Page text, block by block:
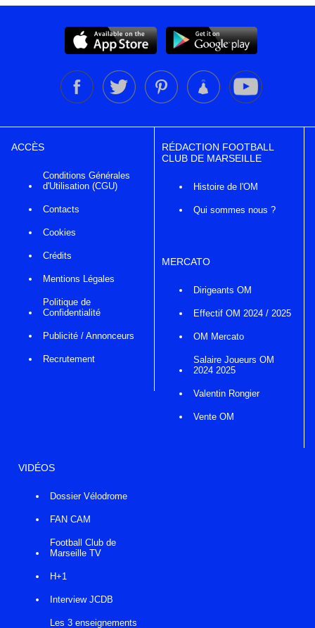
ACCÈS
Conditions Générales
d'Utilisation (CGU)
Contacts
Cookies
Crédits
Mentions Légales
Politique de
Confidentialité
Publicité / Annonceurs
Recrutement
RÉDACTION FOOTBALL
CLUB DE MARSEILLE
Histoire de l'OM
Qui sommes nous ?
MERCATO
Dirigeants OM
Effectif OM 2024 / 2025
OM Mercato
Salaire Joueurs OM
2024 2025
Valentin Rongier
Vente OM
VIDÉOS
Dossier Vélodrome
FAN CAM
Football Club de
Marseille TV
H+1
Interview JCDB
Les 3 enseignements